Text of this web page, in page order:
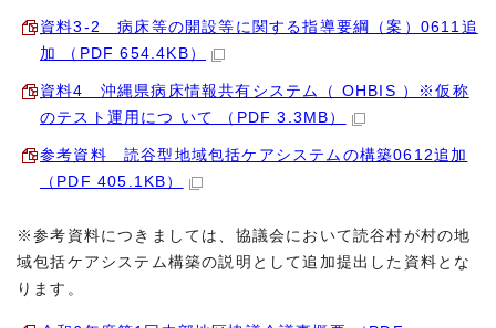
資料3-2 病床等の開設等に関する指導要綱（案）0611追
加 （PDF 654.4KB）
資料4 沖縄県病床情報共有システム（ OHBIS ）※仮称
のテスト運用につ いて （PDF 3.3MB）
参考資料 読谷型地域包括ケアシステムの構築0612追加
（PDF 405.1KB）
※参考資料につきましては、協議会において読谷村が村の地
域包括ケアシステム構築の説明として追加提出した資料とな
ります。